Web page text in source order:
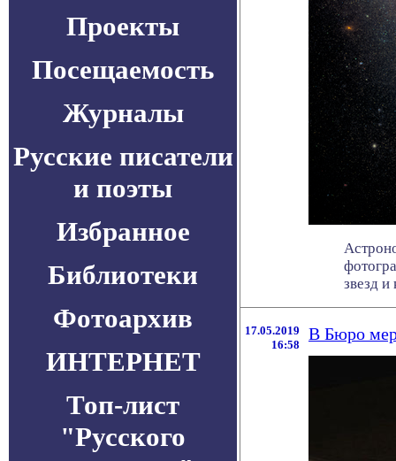
Проекты
Посещаемость
Журналы
Русские писатели
и поэты
Избранное
Библиотеки
Фотоархив
ИНТЕРНЕТ
Топ-лист
"Русского
звезд и
17.05.2019
16:58
В Бюро мер